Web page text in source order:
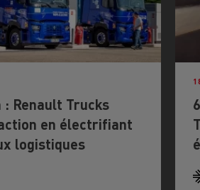
Renault Trucks
en électrifiant
logistiques